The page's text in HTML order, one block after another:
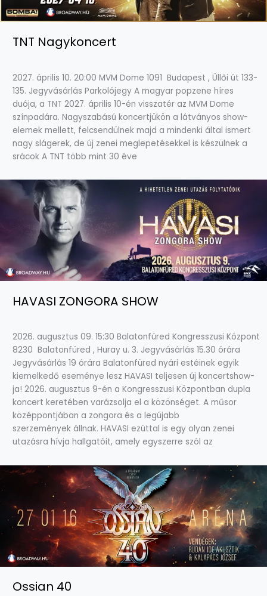
TNT Nagykoncert
2027. április 10. 20:00 MVM Dome 1091 Budapest , Üllői út 133-
135. Jegyvásárlás Parkolójegy A magyar popzene híres
duója, a TNT 2027. április 10-én visszatér az MVM Dome
színpadára. Nagyszabású koncertjükön a látványos show-
elemek mellett, felcsendülnek majd a mindenki által ismert
nagy slágerek, de új zenei meglepetésekkel is készülnek a
srácok A TNT több mint 30 éve
HAVASI ZONGORA SHOW
2026. augusztus 09. 15:30 Balatonfüred Kongresszusi Központ
8230 Balatonfüred , Huray u. 3. Jegyvásárlás 15.30 órára
Jegyvásárlás 19 órára Balatonfüred nyári estéinek egyik
kiemelkedő eseménye lesz HAVASI teljesen új koncertshow-
ja! 2026. augusztus 9-én a Kongresszusi Központban dupla
koncert keretében varázsolja el a közönséget. A műsor
középpontjában a zongora és a legújabb
szerzemények állnak. HAVASI ezúttal is egy olyan zenei
utazásra hívja hallgatóit, amely egyszerre szól az
Ossian 40